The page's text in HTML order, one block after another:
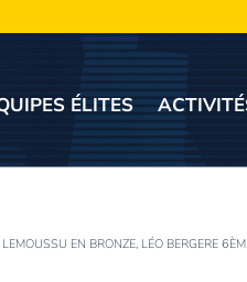
ÉLITES
EN BRONZE, LÉO BERGERE